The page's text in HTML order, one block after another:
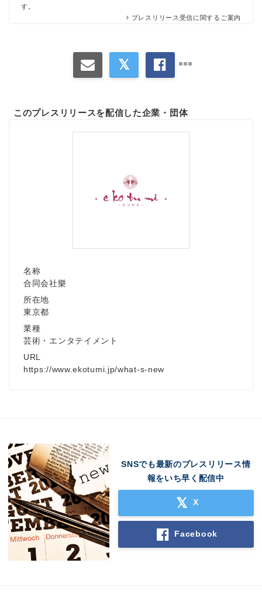
す。
プレスリリース受信に関するご案内
このプレスリリースを配信した企業・団体
名称
合同会社樂
所在地
東京都
業種
芸術・エンタテイメント
URL
https://www.ekotumi.jp/what-s-new
SNSでも最新のプレスリリース情
報をいち早く配信中
X
Facebook